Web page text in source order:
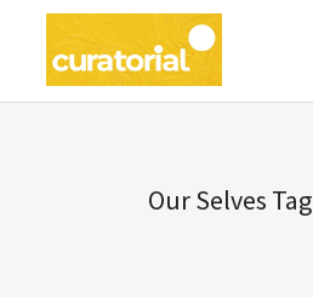
Our Selves Tag